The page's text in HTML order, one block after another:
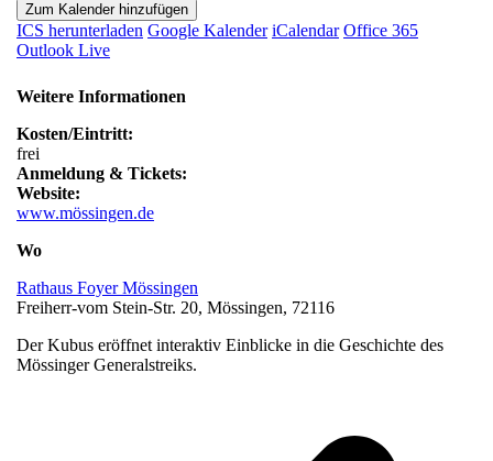
Zum Kalender hinzufügen
ICS herunterladen Google Kalender iCalendar Office 365
Outlook Live
Weitere Informationen
Kosten/Eintritt:
frei
Anmeldung & Tickets:
Website:
www.mössingen.de
Wo
Rathaus Foyer Mössingen
Freiherr-vom Stein-Str. 20, Mössingen, 72116
Der Kubus eröffnet interaktiv Einblicke in die Geschichte des
Mössinger Generalstreiks.